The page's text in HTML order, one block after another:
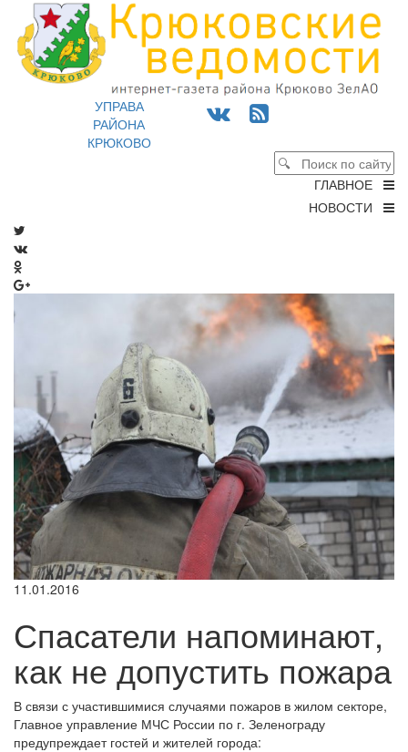
УПРАВА
РАЙОНА
КРЮКОВО
ГЛАВНОЕ
НОВОСТИ
11.01.2016
Спасатели напоминают,
как не допустить пожара
В связи с участившимися случаями пожаров в жилом секторе,
Главное управление МЧС России по г. Зеленограду
предупреждает гостей и жителей города: